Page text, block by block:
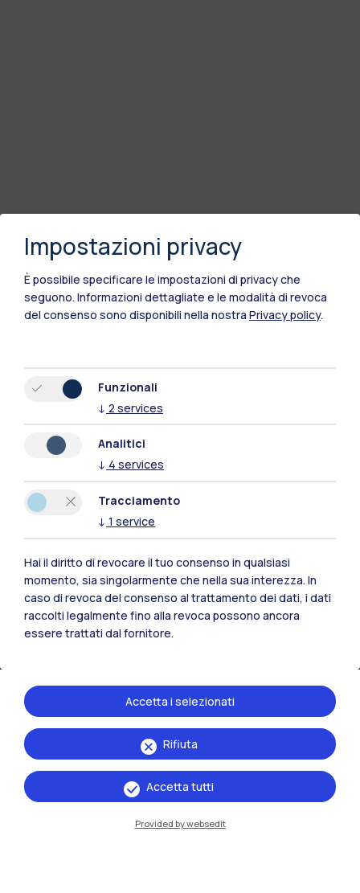
Polimi Community
Tutti i siti dell’ecosistema
Residenze
IT EN
Sedi
Milano Leonardo
Impostazioni privacy
È possibile specificare le impostazioni di privacy che
seguono. Informazioni dettagliate e le modalità di revoca
del consenso sono disponibili nella nostra Privacy policy.
Funzionali
↓ 2 services
Analitici
↓ 4 services
Tracciamento
↓ 1 service
Hai il diritto di revocare il tuo consenso in qualsiasi
momento, sia singolarmente che nella sua interezza. In
caso di revoca del consenso al trattamento dei dati, i dati
raccolti legalmente fino alla revoca possono ancora
essere trattati dal fornitore.
Rifiuta
Accetta i selezionati
Accetta tutti
Provided by websedit